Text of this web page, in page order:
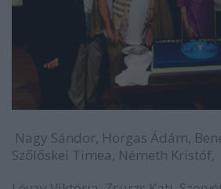
Nagy Sándor, Horgas Ádám,
Szőlőskei Timea, Németh Kristóf,